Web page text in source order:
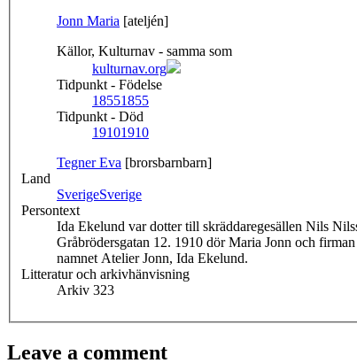
Jonn Maria [ateljén]
Källor, Kulturnav - samma som
kulturnav.org
Tidpunkt - Födelse
18551855
Tidpunkt - Död
19101910
Tegner Eva [brorsbarnbarn]
Land
SverigeSverige
Persontext
Ida Ekelund var dotter till skräddaregesällen Nils
Gråbrödersgatan 12. 1910 dör Maria Jonn och
namnet Atelier Jonn, Ida Ekelund.
Litteratur och arkivhänvisning
Arkiv 323
Leave a comment